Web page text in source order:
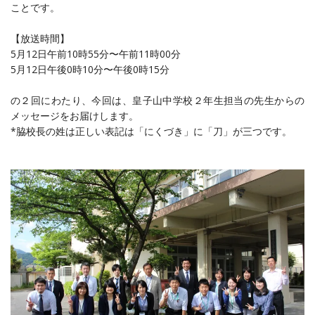
ことです。
【放送時間】
5月12日午前10時55分〜午前11時00分
5月12日午後0時10分〜午後0時15分
の２回にわたり、今回は、皇子山中学校２年生担当の先生からの
メッセージをお届けします。
*脇校長の姓は正しい表記は「にくづき」に「刀」が三つです。